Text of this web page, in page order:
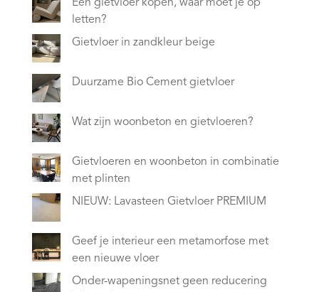
Een gietvloer kopen, waar moet je op
letten?
Gietvloer in zandkleur beige
Duurzame Bio Cement gietvloer
Wat zijn woonbeton en gietvloeren?
Gietvloeren en woonbeton in combinatie
met plinten
NIEUW: Lavasteen Gietvloer PREMIUM
Geef je interieur een metamorfose met
een nieuwe vloer
Onder-wapeningsnet geen reducering